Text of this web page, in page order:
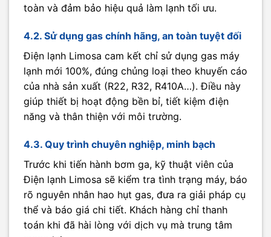
toàn và đảm bảo hiệu quả làm lạnh tối ưu.
4.2. Sử dụng gas chính hãng, an toàn tuyệt đối
Điện lạnh Limosa cam kết chỉ sử dụng gas máy
lạnh mới 100%, đúng chủng loại theo khuyến cáo
của nhà sản xuất (R22, R32, R410A…). Điều này
giúp thiết bị hoạt động bền bỉ, tiết kiệm điện
năng và thân thiện với môi trường.
4.3. Quy trình chuyên nghiệp, minh bạch
Trước khi tiến hành bơm ga, kỹ thuật viên của
Điện lạnh Limosa sẽ kiểm tra tình trạng máy, báo
rõ nguyên nhân hao hụt gas, đưa ra giải pháp cụ
thể và báo giá chi tiết. Khách hàng chỉ thanh
toán khi đã hài lòng với dịch vụ mà trung tâm